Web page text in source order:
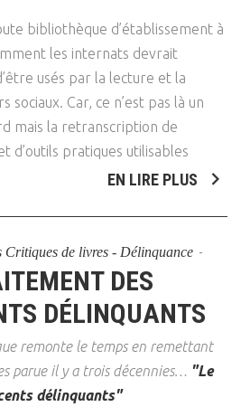
bibliothèque d’établissement à
les internats devrait
usés par la lecture et la
sociaux. Car, ce n’est pas là un
mais la retranscription de
d’outils pratiques utilisables
EN LIRE PLUS
Critiques de livres - Délinquance
DES
DÉLINQUANTS
remonte le temps en remettant
parue il y a trois décennies… "Le
délinquants"